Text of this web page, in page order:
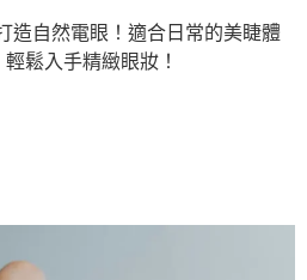
造自然電眼！適合日常的美睫體
鬆入手精緻眼妝！